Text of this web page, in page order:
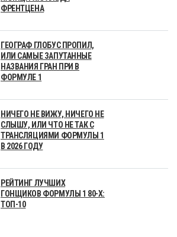
ФРЕНТЦЕНА
ГЕОГРАФ ГЛОБУС ПРОПИЛ,
ИЛИ САМЫЕ ЗАПУТАННЫЕ
НАЗВАНИЯ ГРАН ПРИ В
ФОРМУЛЕ 1
НИЧЕГО НЕ ВИЖУ, НИЧЕГО НЕ
СЛЫШУ, ИЛИ ЧТО НЕ ТАК С
ТРАНСЛЯЦИЯМИ ФОРМУЛЫ 1
В 2026 ГОДУ
РЕЙТИНГ ЛУЧШИХ
ГОНЩИКОВ ФОРМУЛЫ 1 80-Х:
ТОП-10